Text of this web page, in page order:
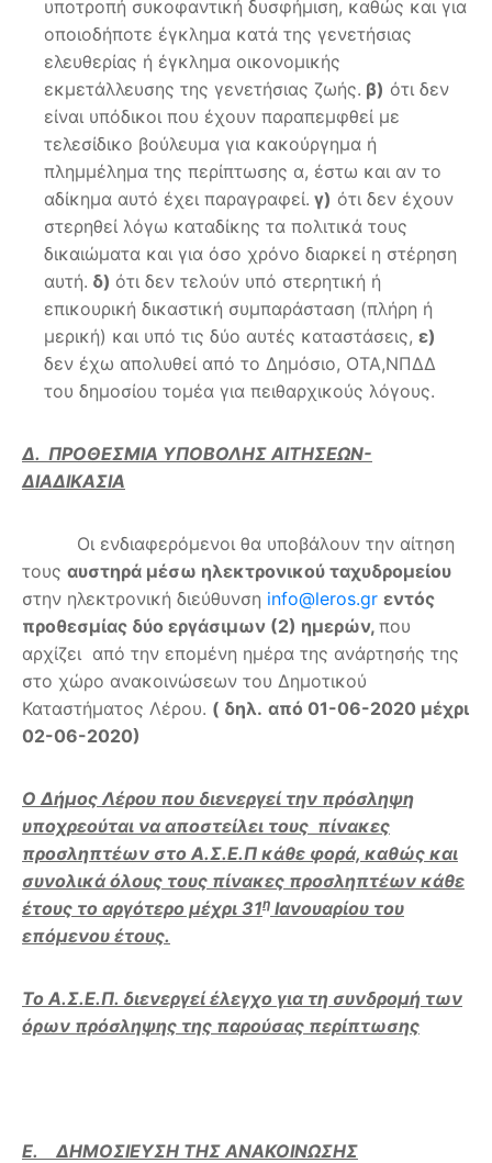
υποτροπή συκοφαντική δυσφήμιση, καθώς και για
οποιοδήποτε έγκλημα κατά της γενετήσιας
ελευθερίας ή έγκλημα οικονομικής
εκμετάλλευσης της γενετήσιας ζωής. β) ότι δεν
είναι υπόδικοι που έχουν παραπεμφθεί με
τελεσίδικο βούλευμα για κακούργημα ή
πλημμέλημα της περίπτωσης α, έστω και αν το
αδίκημα αυτό έχει παραγραφεί. γ) ότι δεν έχουν
στερηθεί λόγω καταδίκης τα πολιτικά τους
δικαιώματα και για όσο χρόνο διαρκεί η στέρηση
αυτή. δ) ότι δεν τελούν υπό στερητική ή
επικουρική δικαστική συμπαράσταση (πλήρη ή
μερική) και υπό τις δύο αυτές καταστάσεις, ε)
δεν έχω απολυθεί από το Δημόσιο, ΟΤΑ,ΝΠΔΔ
του δημοσίου τομέα για πειθαρχικούς λόγους.
Δ. ΠΡΟΘΕΣΜΙΑ ΥΠΟΒΟΛΗΣ ΑΙΤΗΣΕΩΝ-
ΔΙΑΔΙΚΑΣΙΑ
Οι ενδιαφερόμενοι θα υποβάλουν την αίτηση
τους αυστηρά μέσω ηλεκτρονικού ταχυδρομείου
στην ηλεκτρονική διεύθυνση info@leros.gr εντός
προθεσμίας δύο εργάσιμων (2) ημερών, που
αρχίζει από την επομένη ημέρα της ανάρτησής της
στο χώρο ανακοινώσεων του Δημοτικού
Καταστήματος Λέρου. ( δηλ. από 01-06-2020 μέχρι
02-06-2020)
O Δήμος Λέρου που διενεργεί την πρόσληψη
υποχρεούται να αποστείλει τους πίνακες
προσληπτέων στο Α.Σ.Ε.Π κάθε φορά, καθώς και
συνολικά όλους τους πίνακες προσληπτέων κάθε
έτους το αργότερο μέχρι 31η Ιανουαρίου του
επόμενου έτους.
Το Α.Σ.Ε.Π. διενεργεί έλεγχο για τη συνδρομή των
όρων πρόσληψης της παρούσας περίπτωσης
Ε. ΔΗΜΟΣΙΕΥΣΗ ΤΗΣ ΑΝΑΚΟΙΝΩΣΗΣ